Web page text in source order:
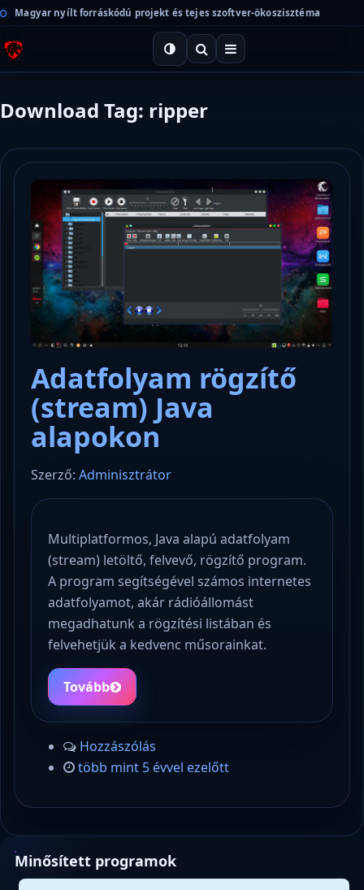
Magyar nyílt forráskódú projekt és tejes szoftver-ökoszisztéma
Download Tag: ripper
Adatfolyam rögzítő
(stream) Java
alapokon
Szerző: Adminisztrátor
Multiplatformos, Java alapú adatfolyam
(stream) letöltő, felvevő, rögzítő program.
A program segítségével számos internetes
adatfolyamot, akár rádióállomást
megadhatunk a rögzítési listában és
felvehetjük a kedvenc műsorainkat.
Tovább
Hozzászólás
több mint 5 évvel ezelőtt
Minősített programok